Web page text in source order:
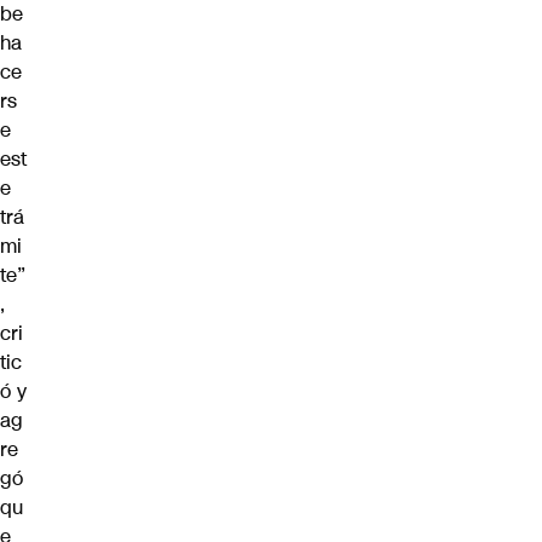
be
ha
ce
rs
e
est
e
trá
mi
te”
,
cri
tic
ó y
ag
re
gó
qu
e